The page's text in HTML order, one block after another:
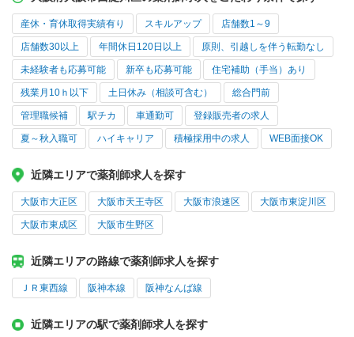
産休・育休取得実績有り スキルアップ 店舗数1～9
店舗数30以上 年間休日120日以上 原則、引越しを伴う転勤なし
未経験者も応募可能 新卒も応募可能 住宅補助（手当）あり
残業月10ｈ以下 土日休み（相談可含む） 総合門前
管理職候補 駅チカ 車通勤可 登録販売者の求人
夏～秋入職可 ハイキャリア 積極採用中の求人 WEB面接OK
近隣エリアで薬剤師求人を探す
大阪市大正区 大阪市天王寺区 大阪市浪速区 大阪市東淀川区
大阪市東成区 大阪市生野区
近隣エリアの路線で薬剤師求人を探す
ＪＲ東西線 阪神本線 阪神なんば線
近隣エリアの駅で薬剤師求人を探す